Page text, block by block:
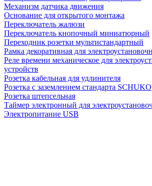
Механизм датчика движения
Основание для открытого монтажа
Переключатель жалюзи
Переключатель кнопочный миниатюрный
Переходник розетки мультистандартный
Рамка декоративная для
Реле времени механическое для
устройств
Розетка кабельная для удлинителя
Розетка с заземлением стандарта SCHUKO
Розетка штепсельная
Таймер электронный для
Электропитание USB